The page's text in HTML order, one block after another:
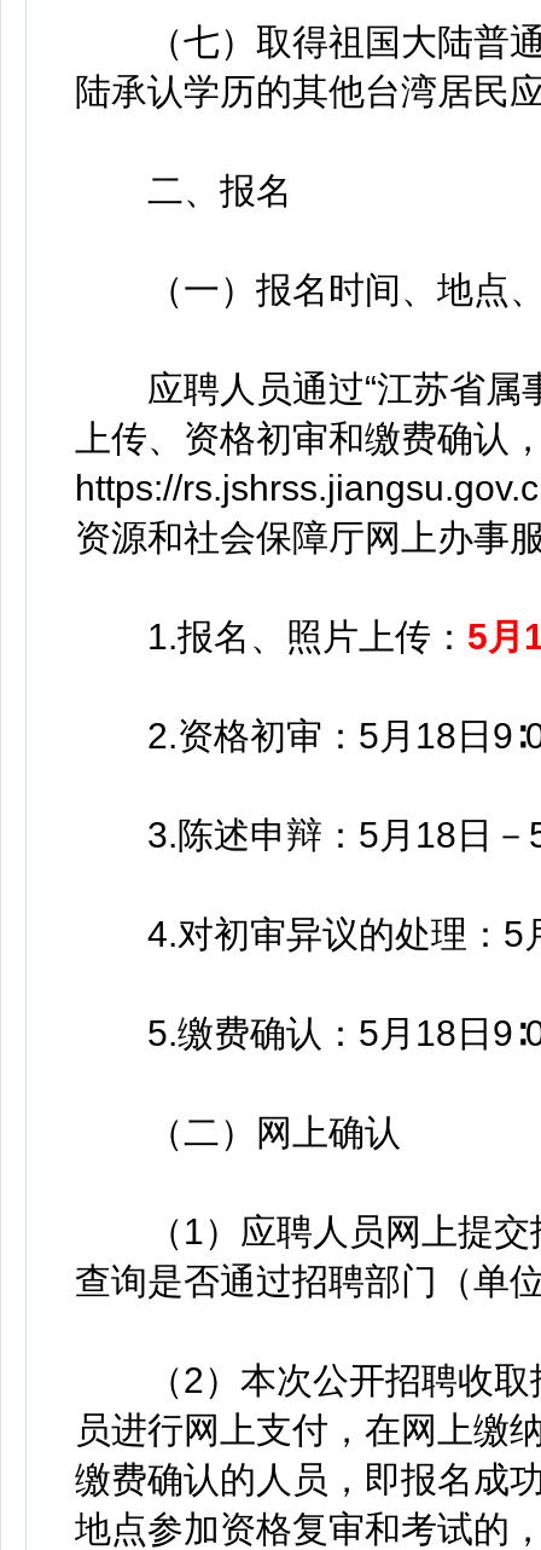
（七）取得祖国大陆普通
陆承认学历的其他台湾居民
二、报名
（一）报名时间、地点
应聘人员通过“江苏省属
上传、资格初审和缴费确认
https://
资源和社会保障厅网上办事
1.报名、照片上传： 5月
2.资格初审：5月18日
3.陈述申辩：5月18日－5
4.对初审异议的处理：5
5.缴费确认：5月18日
（二）网上确认
（1）应聘人员网上提交
查询是否通过招聘部门（单
（2）本次公开招聘收取
员进行网上支付，在网上缴
缴费确认的人员，即报名成
地点参加资格复审和考试的